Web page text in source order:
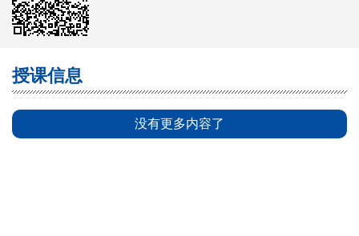
授课信息
没有更多内容了